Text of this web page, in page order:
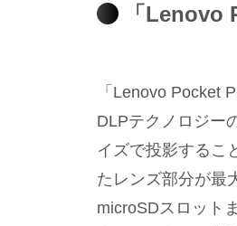
「
「Lenovo Pocket
DLPテクノロジー
イズで投影するこ
たレンズ部分が最
microSDスロット